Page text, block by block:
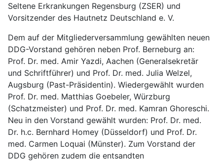
Seltene Erkrankungen Regensburg (ZSER) und
Vorsitzender des Hautnetz Deutschland e. V.
Dem auf der Mitgliederversammlung gewählten neuen
DDG-Vorstand gehören neben Prof. Berneburg an:
Prof. Dr. med. Amir Yazdi, Aachen (Generalsekretär
und Schriftführer) und Prof. Dr. med. Julia Welzel,
Augsburg (Past-Präsidentin). Wiedergewählt wurden
Prof. Dr. med. Matthias Goebeler, Würzburg
(Schatzmeister) und Prof. Dr. med. Kamran Ghoreschi.
Neu in den Vorstand gewählt wurden: Prof. Dr. med.
Dr. h.c. Bernhard Homey (Düsseldorf) und Prof. Dr.
med. Carmen Loquai (Münster). Zum Vorstand der
DDG gehören zudem die entsandten